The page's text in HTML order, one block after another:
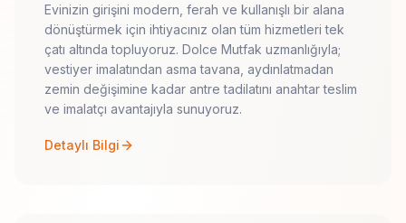
Evinizin girişini modern, ferah ve kullanışlı bir alana
dönüştürmek için ihtiyacınız olan tüm hizmetleri tek
çatı altında topluyoruz. Dolce Mutfak uzmanlığıyla;
vestiyer imalatından asma tavana, aydınlatmadan
zemin değişimine kadar antre tadilatını anahtar teslim
ve imalatçı avantajıyla sunuyoruz.
Detaylı Bilgi